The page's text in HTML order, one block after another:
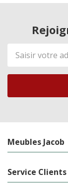
Adresse
de
courriel
Meubles Jacob
Service Clients